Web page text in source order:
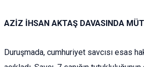
AZİZ İHSAN AKTAŞ DAVASINDA
Duruşmada, cumhuriyet savcısı esas